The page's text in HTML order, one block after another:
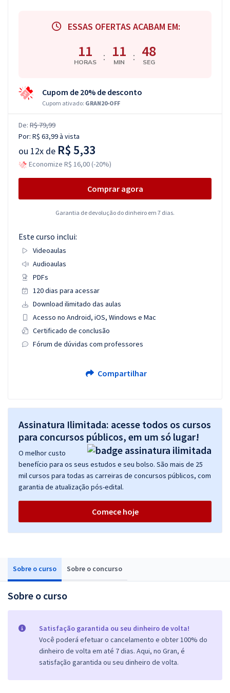
Sobre o curso Sobre o concurso
Sobre o curso
Satisfação garantida ou seu dinheiro de volta!
Você poderá efetuar o cancelamento e obter 100% do
dinheiro de volta em até 7 dias. Aqui, no Gran, é
satisfação garantida ou seu dinheiro de volta.
ESSAS OFERTAS ACABAM EM:
11
HORAS : 11
MIN : 48
SEG
Cupom de 20% de desconto
Cupom ativado: GRAN20-OFF
De: R$ 79,99
Por: R$ 63,99à vista
ou 12x de R$ 5,33
Economize R$ 16,00 (-20%)
Comprar agora
Garantia de devolução do dinheiro em 7 dias.
Este curso inclui:
Videoaulas
Audioaulas
PDFs
120 dias para acessar
Download ilimitado das aulas
Acesso no Android, iOS, Windows e Mac
Certificado de conclusão
Fórum de dúvidas com professores
Compartilhar
Assinatura Ilimitada: acesse todos os cursos
para concursos públicos, em um só lugar!
O melhor custo
benefício para os seus estudos e seu bolso. São mais de 25
mil cursos para todas as carreiras de concursos públicos, com
garantia de atualização pós-edital.
Comece hoje